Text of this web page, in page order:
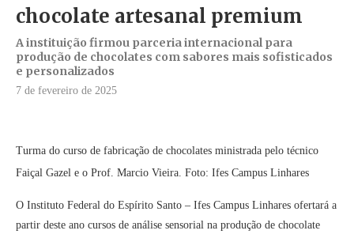
chocolate artesanal premium
A instituição firmou parceria internacional para
produção de chocolates com sabores mais sofisticados
e personalizados
7 de fevereiro de 2025
Turma do curso de fabricação de chocolates ministrada pelo técnico
Faiçal Gazel e o Prof. Marcio Vieira. Foto: Ifes Campus Linhares
O Instituto Federal do Espírito Santo – Ifes Campus Linhares ofertará a
partir deste ano cursos de análise sensorial na produção de chocolate